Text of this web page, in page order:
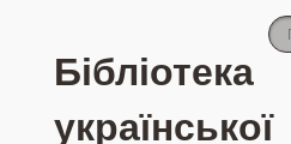
Бібліотека
української